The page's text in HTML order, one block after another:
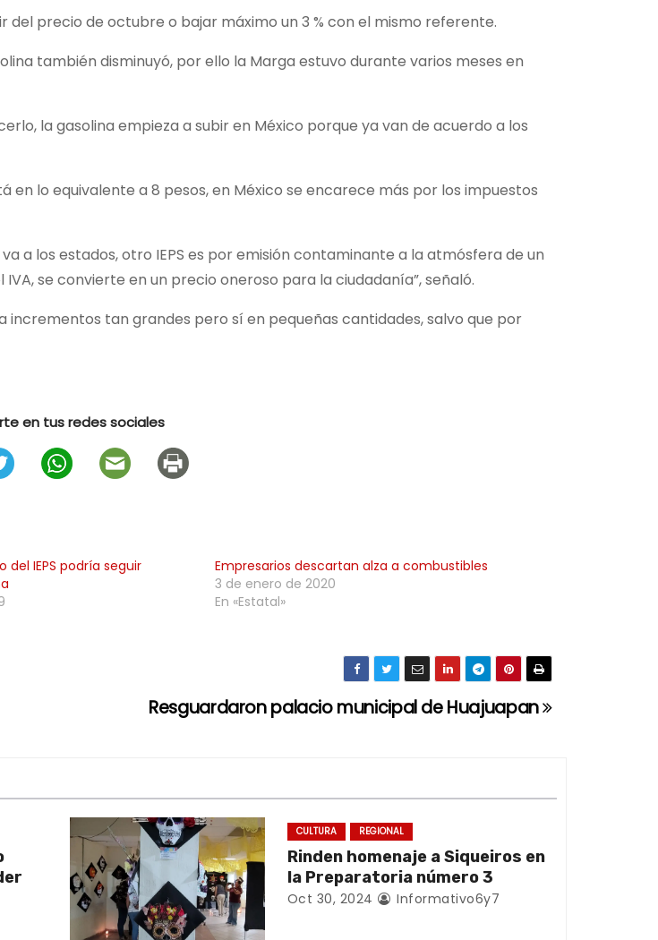
del precio de octubre o bajar máximo un 3 % con el mismo referente.
también disminuyó, por ello la Marga estuvo durante varios meses en
la gasolina empieza a subir en México porque ya van de acuerdo a los
en lo equivalente a 8 pesos, en México se encarece más por los impuestos
a los estados, otro IEPS es por emisión contaminante a la atmósfera de un
se convierte en un precio oneroso para la ciudadanía”, señaló.
incrementos tan grandes pero sí en pequeñas cantidades, salvo que por
en tus redes sociales
IEPS podría seguir
Empresarios descartan alza a combustibles
3 de enero de 2020
En «Estatal»
Resguardaron palacio municipal de Huajuapan
CULTURA REGIONAL
Rinden homenaje a Siqueiros en
la Preparatoria número 3
Oct 30, 2024 Informativo6y7